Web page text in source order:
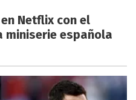
Netflix con el
miniserie española